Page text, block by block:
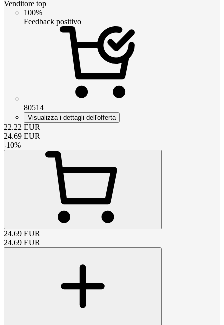
Venditore top
100%
Feedback positivo
80514
Visualizza i dettagli dell'offerta
22.22 EUR
24.69 EUR
-10%
24.69 EUR
24.69 EUR